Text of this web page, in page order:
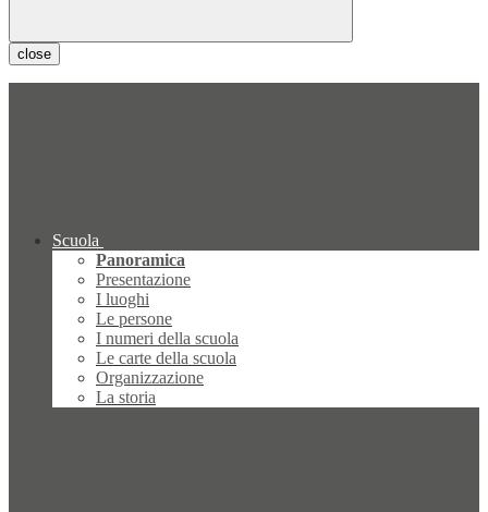
close
Scuola
Panoramica
Presentazione
I luoghi
Le persone
I numeri della scuola
Le carte della scuola
Organizzazione
La storia